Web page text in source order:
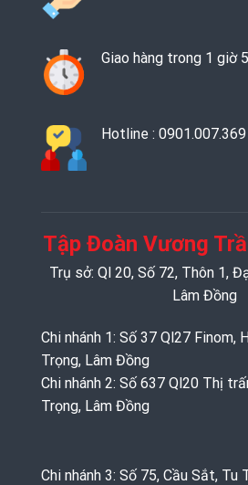
Giao hàng trong 1 giờ
Hotline : 0901.007.369
Tập Đoàn Vương
Trụ sở: Ql 20, Số 72, Thôn 1,
Lâm Đồng
Chi nhánh 1: Số 37 Ql27 Finom,
Trọng, Lâm Đồng
Chi nhánh 2: Số 637 Ql20 Thị
Trọng, Lâm Đồng
Chi nhánh 3: Số 75, Cầu Sắt, Tu